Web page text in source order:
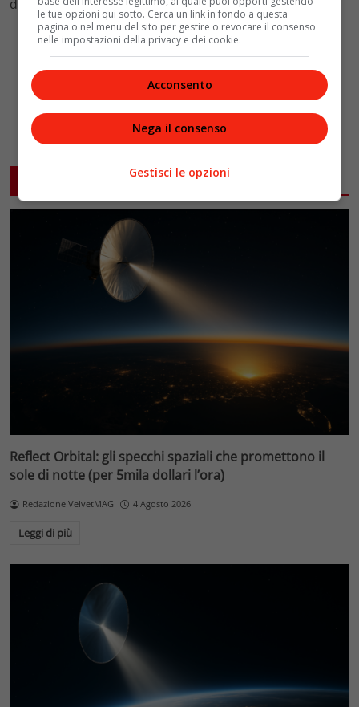
disagi.
ARTICOLI CORRELATI
Reflect Orbital: gli specchi spaziali che promettono il
sole di notte (per 5mila dollari l’ora)
Redazione VelvetMAG 4 Agosto 2026
Leggi di più
le tue opzioni qui sotto. Cerca un link in fondo a questa
pagina o nel menu del sito per gestire o revocare il consenso
nelle impostazioni della privacy e dei cookie.
Acconsento
Nega il consenso
Gestisci le opzioni